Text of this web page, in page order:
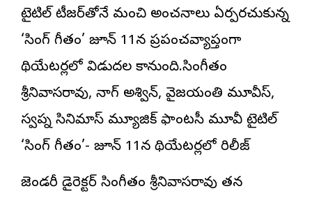
టైటిల్ టీజర్‌తోనే మంచి అంచనాలు ఏర్పరచుకున్న
‘సింగ్ గీతం’ జూన్ 11న ప్రపంచవ్యాప్తంగా
థియేటర్లలో విడుదల కానుంది.సింగీతం
శ్రీనివాసరావు, నాగ్ అశ్విన్, వైజయంతి మూవీస్,
స్వప్న సినిమాస్ మ్యూజిక్ ఫాంటసీ మూవీ టైటిల్
‘సింగ్ గీతం’- జూన్ 11న థియేటర్లలో రిలీజ్
లెజెండరీ డైరెక్టర్ సింగీతం శ్రీనివాసరావు తన